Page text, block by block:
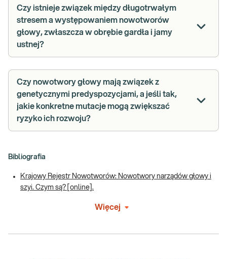
Czy istnieje związek między długotrwałym
stresem a występowaniem nowotworów
głowy, zwłaszcza w obrębie gardła i jamy
ustnej?
Czy nowotwory głowy mają związek z
genetycznymi predyspozycjami, a jeśli tak,
jakie konkretne mutacje mogą zwiększać
ryzyko ich rozwoju?
Bibliografia
Krajowy Rejestr Nowotworów: Nowotwory narządów głowy i
szyi. Czym są? [online].
Więcej